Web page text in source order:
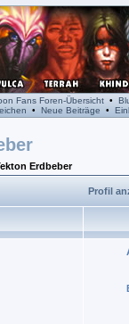
Fans Foren-Übersicht•
• Neue Beiträge •
Erdbeber
Profil